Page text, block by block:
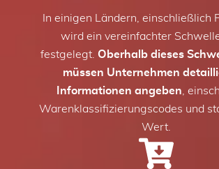
In einigen Ländern, einschließlich
wird ein vereinfachter
festgelegt. Oberhalb dieses
müssen Unternehmen
Informationen angeben,
Warenklassifizierungscodes und
Wert.